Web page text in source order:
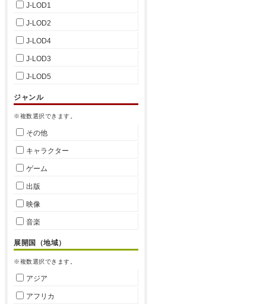
J-LOD1
J-LOD2
J-LOD4
J-LOD3
J-LOD5
ジャンル
※複数選択できます。
その他
キャラクター
ゲーム
出版
映像
音楽
展開国（地域）
※複数選択できます。
アジア
アフリカ